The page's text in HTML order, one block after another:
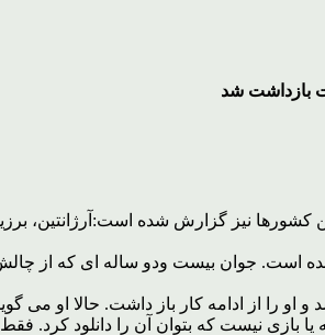
بازداشت شد
نیز گزارش شده است:آرژانتین،
است. جوان بیست ودو ساله ای که از چالش
را از ادامه کار باز داشت. حالا او می
بازی نیست که بتوان آن را دانلود